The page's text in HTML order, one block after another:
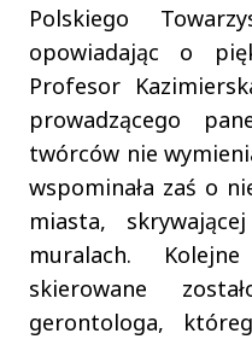
Polskiego
opowiadając o
Profesor
prowadzącego
twórców nie
wspominała zaś o
miasta,
muralach.
skierowane
gerontologa,